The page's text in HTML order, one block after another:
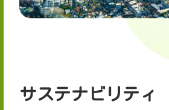
サステナビリティ